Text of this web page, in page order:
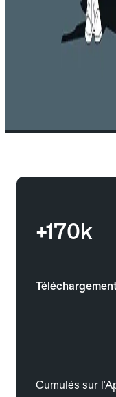
+170k
Cumulés sur